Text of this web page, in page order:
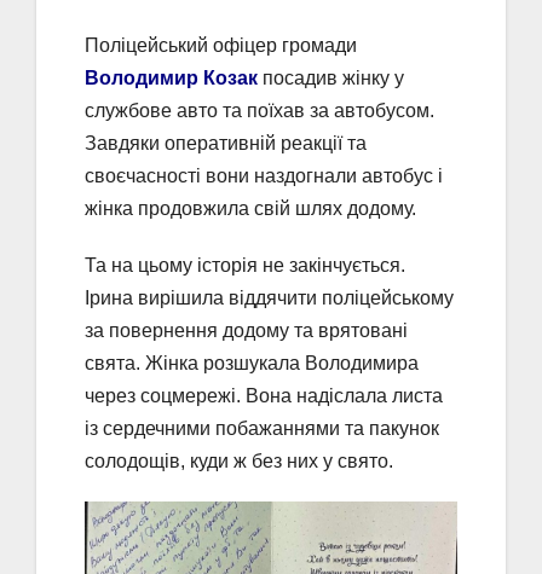
Поліцейський офіцер громади
Володимир Козак посадив жінку у
службове авто та поїхав за автобусом.
Завдяки оперативній реакції та
своєчасності вони наздогнали автобус і
жінка продовжила свій шлях додому.
Та на цьому історія не закінчується.
Ірина вирішила віддячити поліцейському
за повернення додому та врятовані
свята. Жінка розшукала Володимира
через соцмережі. Вона надіслала листа
із сердечними побажаннями та пакунок
солодощів, куди ж без них у свято.